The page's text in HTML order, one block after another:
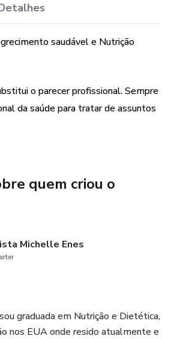
saudável e Nutrição
o parecer profissional. Sempre
da saúde para tratar de assuntos
quem criou o
Michelle Enes
graduada em Nutrição e Dietética,
nos EUA onde resido atualmente e